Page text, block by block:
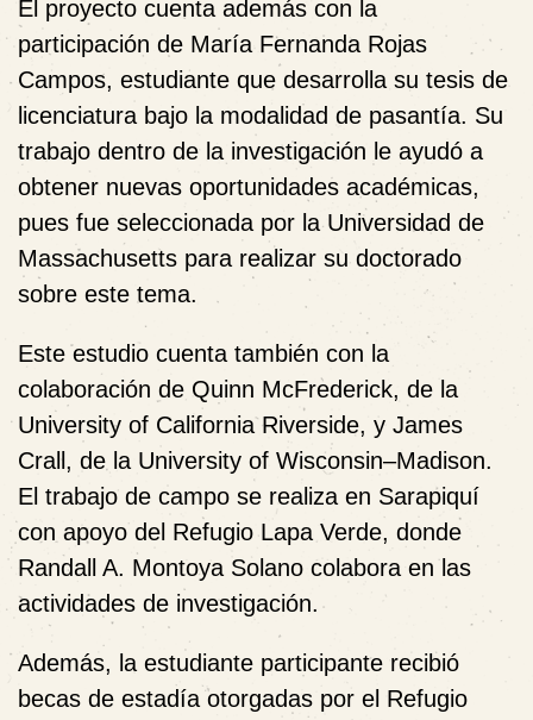
El proyecto cuenta además con la
participación de María Fernanda Rojas
Campos, estudiante que desarrolla su tesis de
licenciatura bajo la modalidad de pasantía. Su
trabajo dentro de la investigación le ayudó a
obtener nuevas oportunidades académicas,
pues fue seleccionada por la Universidad de
Massachusetts para realizar su doctorado
sobre este tema.
Este estudio cuenta también con la
colaboración de Quinn McFrederick, de la
University of California Riverside, y James
Crall, de la University of Wisconsin–Madison.
El trabajo de campo se realiza en Sarapiquí
con apoyo del Refugio Lapa Verde, donde
Randall A. Montoya Solano colabora en las
actividades de investigación.
Además, la estudiante participante recibió
becas de estadía otorgadas por el Refugio